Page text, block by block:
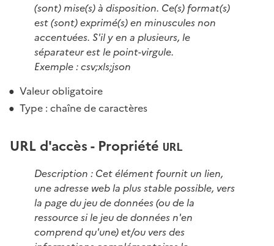
(sont) mise(s) à disposition. Ce(s) format(s)
est (sont) exprimé(s) en minuscules non
accentuées. S'il y en a plusieurs, le
séparateur est le point-virgule.
Exemple : csv;xls;json
Valeur obligatoire
Type : chaîne de caractères
URL d'accès - Propriété URL
Description : Cet élément fournit un lien,
une adresse web la plus stable possible, vers
la page du jeu de données (ou de la
ressource si le jeu de données n'en
comprend qu'une) et/ou vers des